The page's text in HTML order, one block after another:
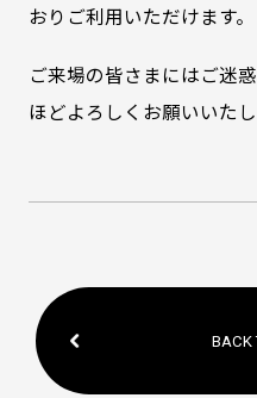
おりご利用いただけます。
ご来場の皆さまにはご迷
ほどよろしくお願いいたし
BACK